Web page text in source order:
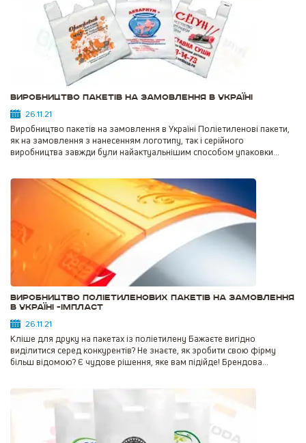
Виробництво пакетів на замовлення в Україні
26.11.21
Виробництво пакетів на замовлення в Україні Поліетиленові пакети,
як на замовлення з нанесенням логотипу, так і серійного
виробництва завжди були найактуальнішим способом упаковки...
Виробництво поліетиленових пакетів на замовлення
в Україні -ІМПЛАСТ
26.11.21
Кліше для друку на пакетах із поліетилену Бажаєте вигідно
виділитися серед конкурентів? Не знаєте, як зробити свою фірму
більш відомою? Є чудове рішення, яке вам підійде! Брендова...